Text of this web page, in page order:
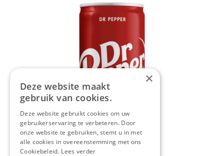
×
Deze website maakt
gebruik van cookies.
Deze website gebruikt cookies om uw
gebruikerservaring te verbeteren. Door
onze website te gebruiken, stemt u in met
alle cookies in overeenstemming met ons
Cookiebeleid. Lees verder